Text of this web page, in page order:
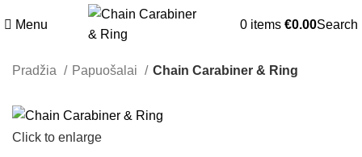
Menu 0 items €0.00Search
Pradžia Papuošalai Chain Carabiner & Ring
Click to enlarge